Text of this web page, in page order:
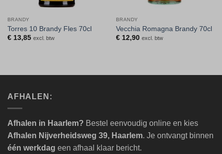
BRANDY
Torres 10 Brandy Fles 70cl
€13,85 excl. btw
BRANDY
Vecchia Romagna Brandy 70cl
€12,90 excl. btw
AFHALEN:
Afhalen in Haarlem? Bestel eenvoudig online en kies
Afhalen Nijverheidsweg 39, Haarlem. Je ontvangt binnen
één werkdag een afhaal klaar bericht.